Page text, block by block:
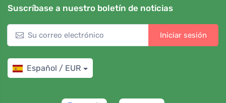
Suscríbase a nuestro boletín de noticias
Iniciar sesión
Español / EUR